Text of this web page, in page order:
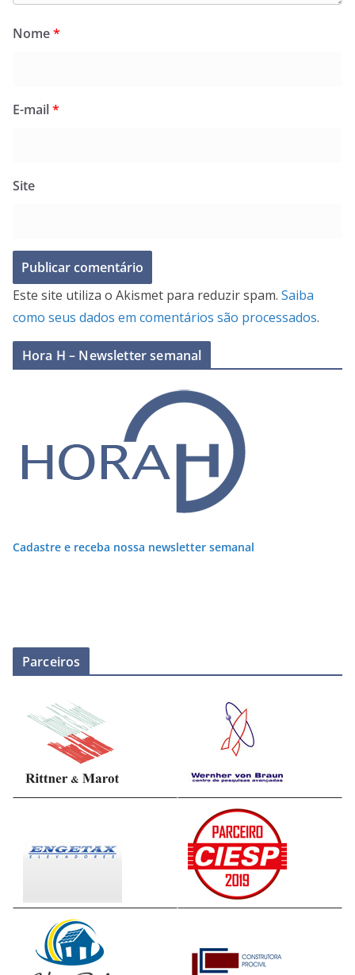
Nome*
E-mail*
Site
Este site utiliza o Akismet para reduzir spam. Saiba
como seus dados em comentários são processados.
Hora H – Newsletter semanal
Cadastre e receba nossa newsletter semanal
Parceiros